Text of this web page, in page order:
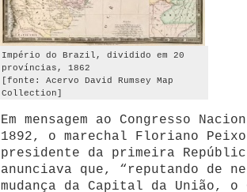
Império do Brazil, dividido em 20
províncias, 1862
[fonte: Acervo David Rumsey Map
Collection]
Em mensagem ao Congresso
1892, o marechal Floriano
presidente da primeira
anunciava que, “reputando de
mudança da Capital da União, o